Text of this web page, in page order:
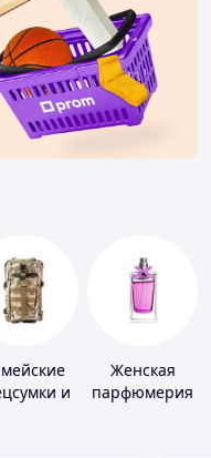
и
Женская
парфюмерия